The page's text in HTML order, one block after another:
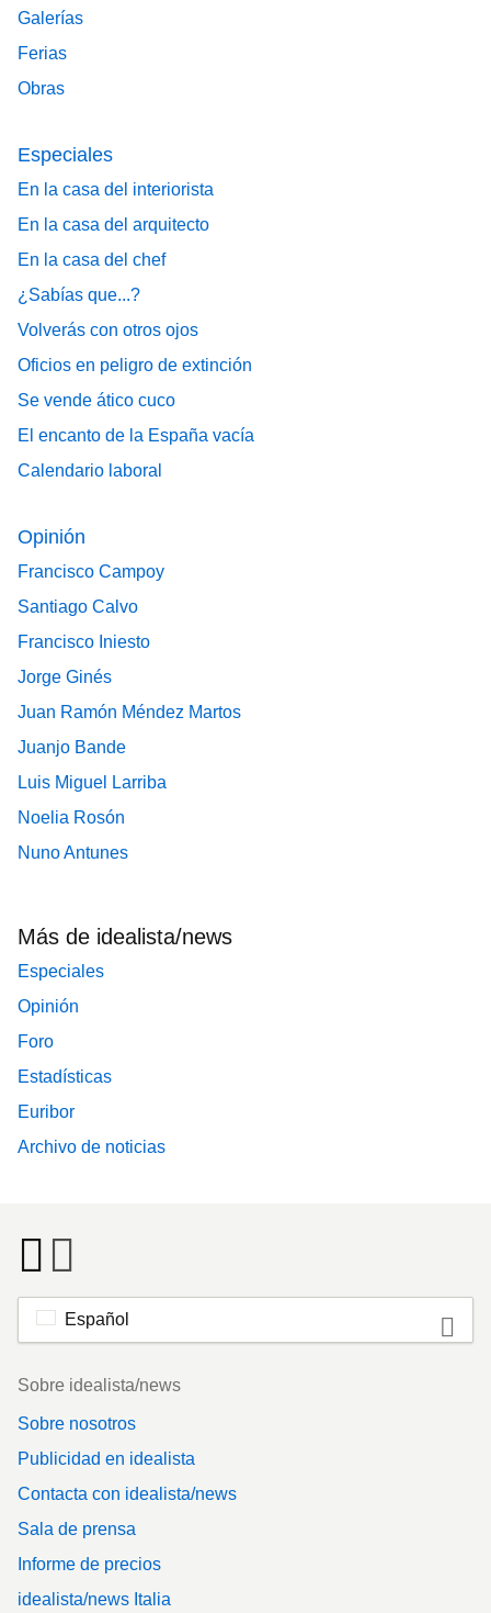
Galerías
Ferias
Obras
Especiales
En la casa del interiorista
En la casa del arquitecto
En la casa del chef
¿Sabías que...?
Volverás con otros ojos
Oficios en peligro de extinción
Se vende ático cuco
El encanto de la España vacía
Calendario laboral
Opinión
Francisco Campoy
Santiago Calvo
Francisco Iniesto
Jorge Ginés
Juan Ramón Méndez Martos
Juanjo Bande
Luis Miguel Larriba
Noelia Rosón
Nuno Antunes
Más de idealista/news
Especiales
Opinión
Foro
Estadísticas
Euribor
Archivo de noticias
Español
Footer
Sobre idealista/news
Sobre nosotros
Publicidad en idealista
Contacta con idealista/news
Sala de prensa
Informe de precios
idealista/news Italia